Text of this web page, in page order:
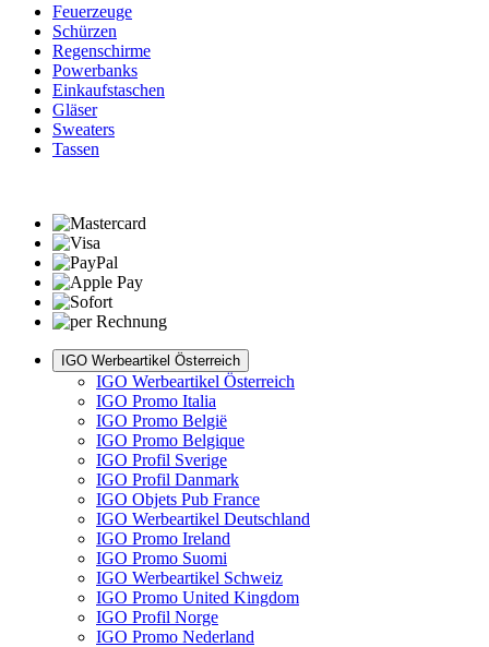
Feuerzeuge
Schürzen
Regenschirme
Powerbanks
Einkaufstaschen
Gläser
Sweaters
Tassen
IGO Werbeartikel Österreich
IGO Werbeartikel Österreich
IGO Promo Italia
IGO Promo België
IGO Promo Belgique
IGO Profil Sverige
IGO Profil Danmark
IGO Objets Pub France
IGO Werbeartikel Deutschland
IGO Promo Ireland
IGO Promo Suomi
IGO Werbeartikel Schweiz
IGO Promo United Kingdom
IGO Profil Norge
IGO Promo Nederland